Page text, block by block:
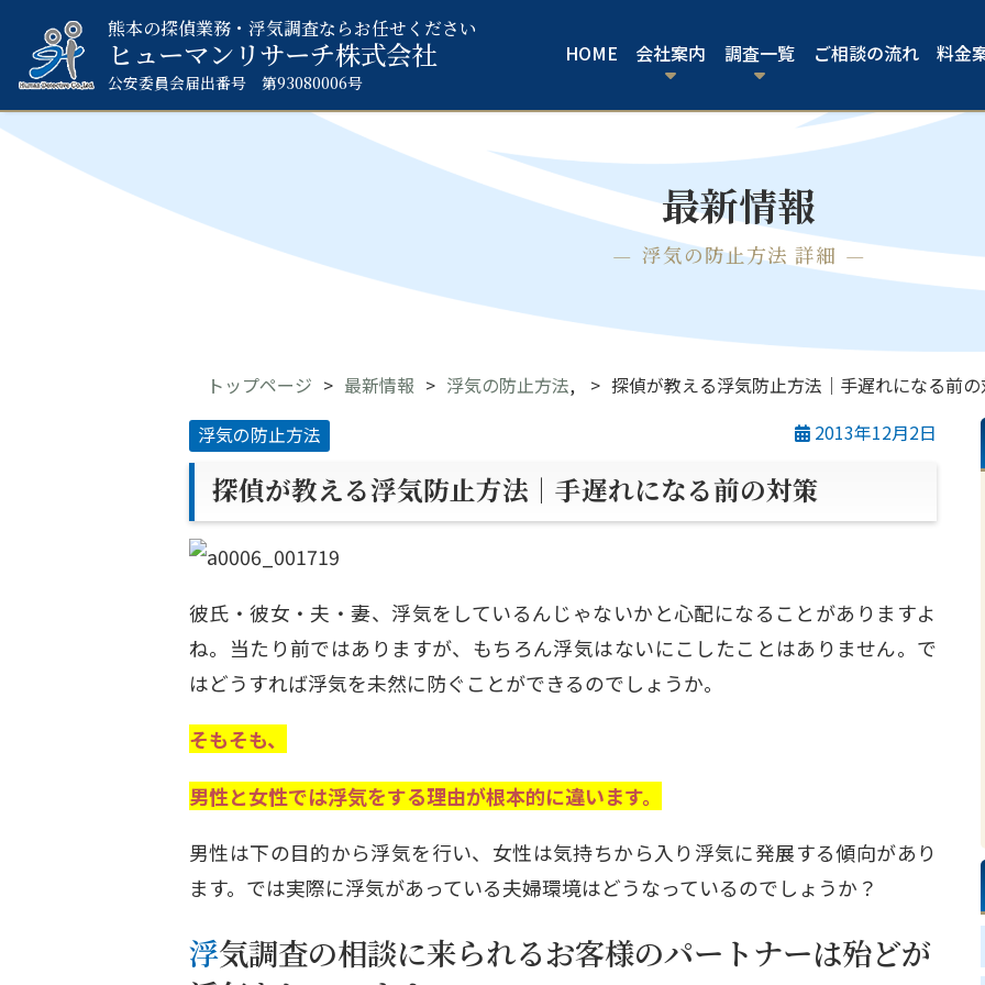
熊本の探偵業務・浮気調査ならお任せください
ヒューマンリサーチ株式会社
公安委員会届出番号 第93080006号
HOME 会社案内 調査一覧 ご相談の流れ 料金
最新情報
浮気の防止方法 詳細
トップページ 最新情報 浮気の防止方法, 探偵が教える浮気防止方法｜手遅れになる前
浮気の防止方法 2013年12月2日
探偵が教える浮気防止方法｜手遅れになる前の対策
彼氏・彼女・夫・妻、浮気をしているんじゃないかと心配になることがありますよ
ね。当たり前ではありますが、もちろん浮気はないにこしたことはありません。で
はどうすれば浮気を未然に防ぐことができるのでしょうか。
そもそも、
男性と女性では浮気をする理由が根本的に違います。
男性は下の目的から浮気を行い、女性は気持ちから入り浮気に発展する傾向があり
ます。では実際に浮気があっている夫婦環境はどうなっているのでしょうか？
浮気調査の相談に来られるお客様のパートナーは殆どが